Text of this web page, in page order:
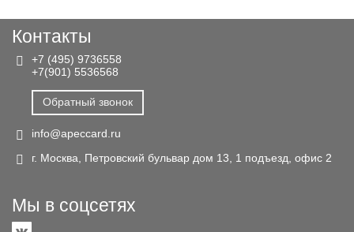
Контакты
+7 (495) 9736558
+7(901) 5536568
Обратный звонок
info@apeccard.ru
г. Москва, Петровский бульвар дом 13, 1 подъезд, офис 2
Мы в соцсетях